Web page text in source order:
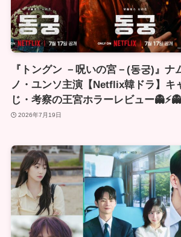
『トングン －呪いの宮－(동궁)』ナ
ノ・ユンソ主演【Netflix韓ドラ】キ
じ・考察の王宮ホラーレビュー👻⚡👻
2026年7月19日